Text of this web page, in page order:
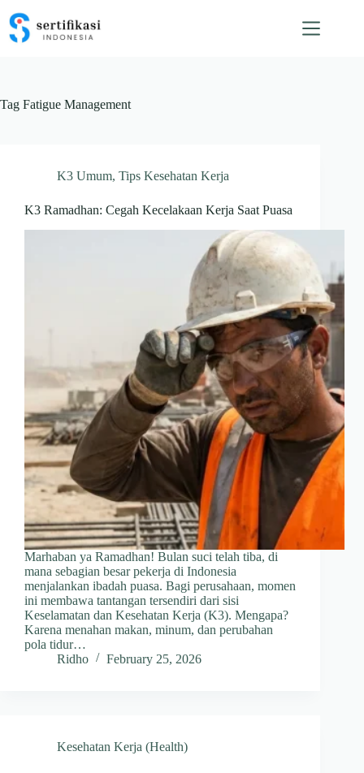
content
Tag Fatigue Management
K3 Umum, Tips Kesehatan Kerja
K3 Ramadhan: Cegah Kecelakaan Kerja Saat Puasa
Marhaban ya Ramadhan! Bulan suci telah tiba, di
mana sebagian besar pekerja di Indonesia
menjalankan ibadah puasa. Bagi perusahaan, momen
ini membawa tantangan tersendiri dari sisi
Keselamatan dan Kesehatan Kerja (K3). Mengapa?
Karena menahan makan, minum, dan perubahan
pola tidur…
Ridho
February 25, 2026
Kesehatan Kerja (Health)